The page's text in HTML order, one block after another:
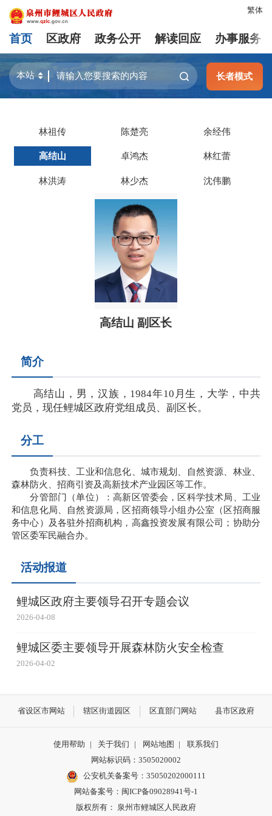
繁体
首页 区政府 政务公开 解读回应 办事服务
长者模式
林祖传 陈楚亮 余经伟
高结山 卓鸿杰 林红蕾
林洪涛 林少杰 沈伟鹏
高结山 副区长
简介
高结山，男，汉族，1984年10月生，大学，中共
党员，现任鲤城区政府党组成员、副区长。
分工
负责科技、工业和信息化、城市规划、自然资源、林业、
森林防火、招商引资及高新技术产业园区等工作。
分管部门（单位）：高新区管委会，区科学技术局、工业
和信息化局、自然资源局，区招商领导小组办公室（区招商服
务中心）及各驻外招商机构，高鑫投资发展有限公司；协助分
管区委军民融合办。
活动报道
鲤城区政府主要领导召开专题会议
2026-04-08
鲤城区委主要领导开展森林防火安全检查
2026-04-02
省设区市网站 辖区街道园区 区直部门网站 县市区政府
使用帮助 | 关于我们 | 网站地图 |
联系我们
网站标识码：3505020002
公安机关备案号：35050202000111
网站备案号：闽ICP备09028941号-1
版权所有： 泉州市鲤城区人民政府